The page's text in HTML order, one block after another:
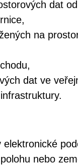
dat
na
dat ve
elektronické
nebo